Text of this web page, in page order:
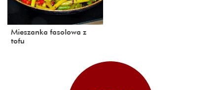
Mieszanka fasolowa z
tofu